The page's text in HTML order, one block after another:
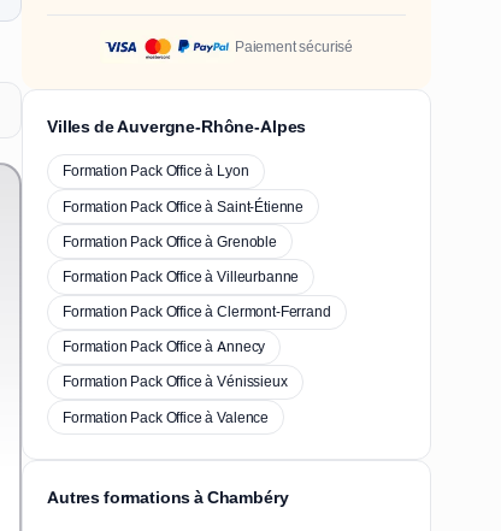
Paiement sécurisé
Villes de Auvergne-Rhône-Alpes
Formation Pack Office à Lyon
Formation Pack Office à Saint-Étienne
Formation Pack Office à Grenoble
Formation Pack Office à Villeurbanne
Formation Pack Office à Clermont-Ferrand
Formation Pack Office à Annecy
Formation Pack Office à Vénissieux
Formation Pack Office à Valence
Autres formations à Chambéry